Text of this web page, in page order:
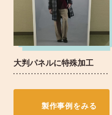
大判パネルに特殊加工
製作事例をみる